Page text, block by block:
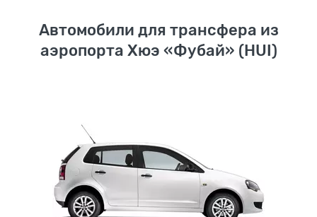
Автомобили для трансфера из
аэропорта Хюэ «Фубай» (HUI)